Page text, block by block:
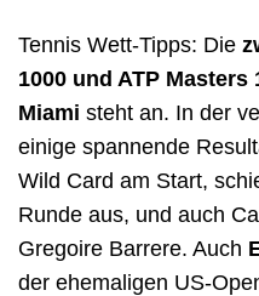
Tennis Wett-Tipps: Die
1000 und ATP Masters
Miami steht an. In der
einige spannende
Wild Card am Start,
Runde aus, und auch
Gregoire Barrere. Auch
der ehemaligen US-